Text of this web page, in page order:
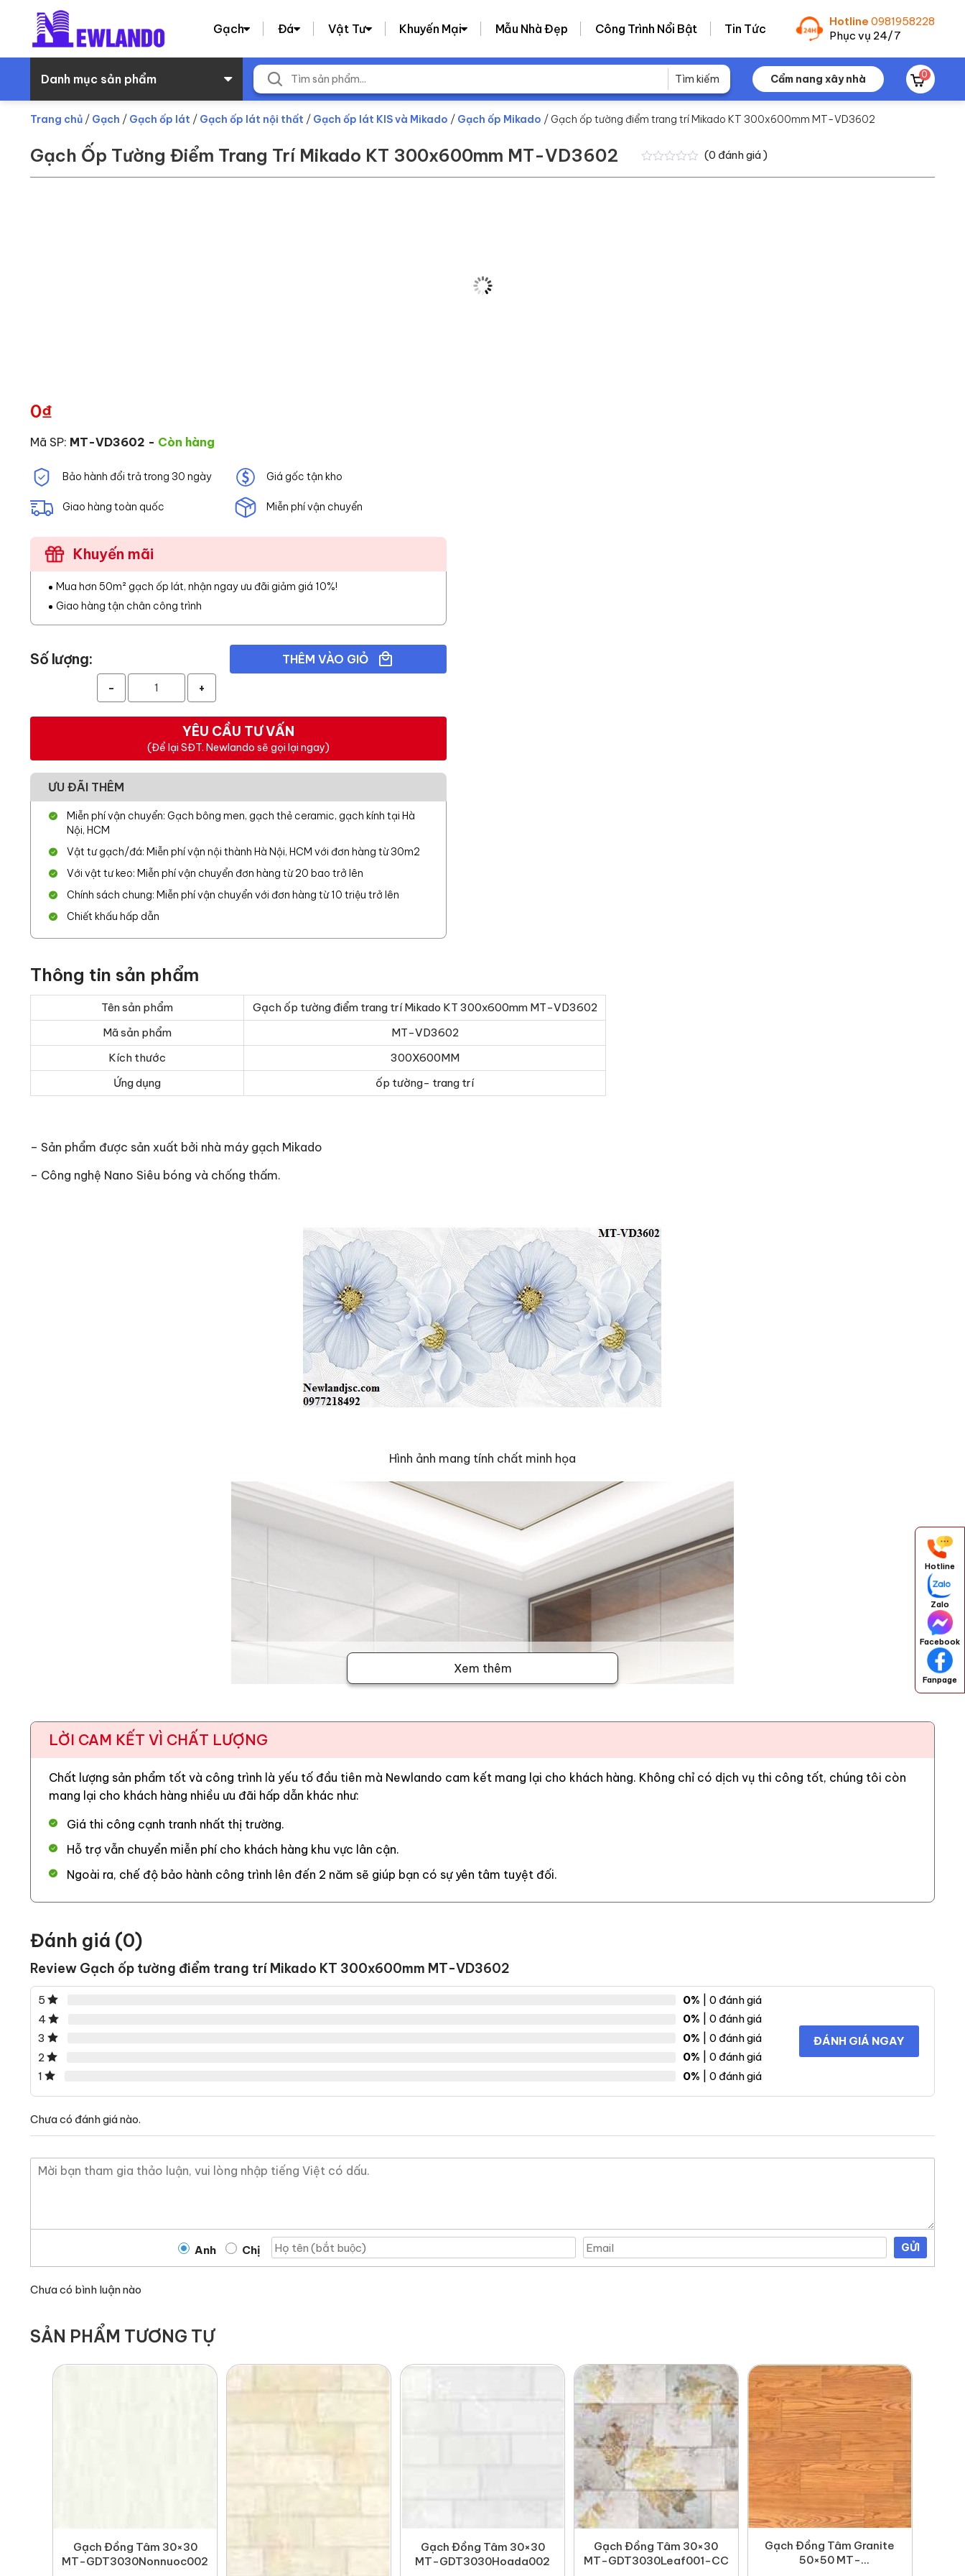
Gạch Đá Vật Tư Khuyến Mại Mẫu Nhà Đẹp Công Trình Nổi Bật Tin Tức
Hotline 0981958228
Phục vụ 24/7
Danh mục sản phẩm Cẩm nang xây nhà 0
Trang chủ / Gạch / Gạch ốp lát / Gạch ốp lát nội thất / Gạch ốp lát KIS và Mikado / Gạch ốp Mikado / Gạch ốp tường điểm trang trí Mikado KT 300x600mm MT-VD3602
Gạch Ốp Tường Điểm Trang Trí Mikado KT 300x600mm MT-VD3602 (0 đánh giá )
0₫
Mã SP: MT-VD3602 - Còn hàng
Bảo hành đổi trả trong 30 ngày Giá gốc tận kho
Giao hàng toàn quốc Miễn phí vận chuyển
Khuyến mãi
Mua hơn 50m² gạch ốp lát, nhận ngay ưu đãi giảm giá 10%!
Giao hàng tận chân công trình
Số lượng:
- +
THÊM VÀO GIỎ
YÊU CẦU TƯ VẤN
(Để lại SĐT. Newlando sẽ gọi lại ngay)
ƯU ĐÃI THÊM
Miễn phí vận chuyển: Gạch bông men, gạch thẻ ceramic, gạch kính tại Hà
Nội, HCM
Vật tư gạch/đá: Miễn phí vận nội thành Hà Nội, HCM với đơn hàng từ 30m2
Với vật tư keo: Miễn phí vận chuyển đơn hàng từ 20 bao trở lên
Chính sách chung: Miễn phí vận chuyển với đơn hàng từ 10 triệu trở lên
Chiết khấu hấp dẫn
Thông tin sản phẩm
Tên sản phẩm
Gạch ốp tường điểm trang trí Mikado KT 300x600mm MT-VD3602
Mã sản phẩm
MT-VD3602
Kích thước
300X600MM
Ứng dụng
ốp tường- trang trí
– Sản phẩm được sản xuất bởi nhà máy gạch Mikado
– Công nghệ Nano Siêu bóng và chống thấm.
Hình ảnh mang tính chất minh họa
Xem thêm
LỜI CAM KẾT VÌ CHẤT LƯỢNG
Chất lượng sản phẩm tốt và công trình là yếu tố đầu tiên mà Newlando cam kết mang lại cho khách hàng. Không chỉ có dịch vụ thi công tốt, chúng tôi còn
mang lại cho khách hàng nhiều ưu đãi hấp dẫn khác như:
Giá thi công cạnh tranh nhất thị trường.
Hỗ trợ vẫn chuyển miễn phí cho khách hàng khu vực lân cận.
Ngoài ra, chế độ bảo hành công trình lên đến 2 năm sẽ giúp bạn có sự yên tâm tuyệt đối.
Đánh giá (0)
Review Gạch ốp tường điểm trang trí Mikado KT 300x600mm MT-VD3602
5 0% | 0 đánh giá
4
0% | 0 đánh giá
3
0% | 0 đánh giá
2
0% | 0 đánh giá
1
0% | 0 đánh giá
ĐÁNH GIÁ NGAY
Chưa có đánh giá nào.
Anh Chị GỬI
Chưa có bình luận nào
SẢN PHẨM TƯƠNG TỰ
Gạch Đồng Tâm 30×30
MT-GDT3030Nonnuoc002
Gạch Đồng Tâm 30×30
MT-GDT3030Hoada002
Gạch Đồng Tâm 30×30
MT-GDT3030Leaf001-CC
Gạch Đồng Tâm Granite
50×50 MT-
Hotline
Zalo
Facebook
Fanpage